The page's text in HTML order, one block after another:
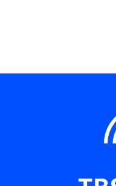
トピックス
イベント・グッズ